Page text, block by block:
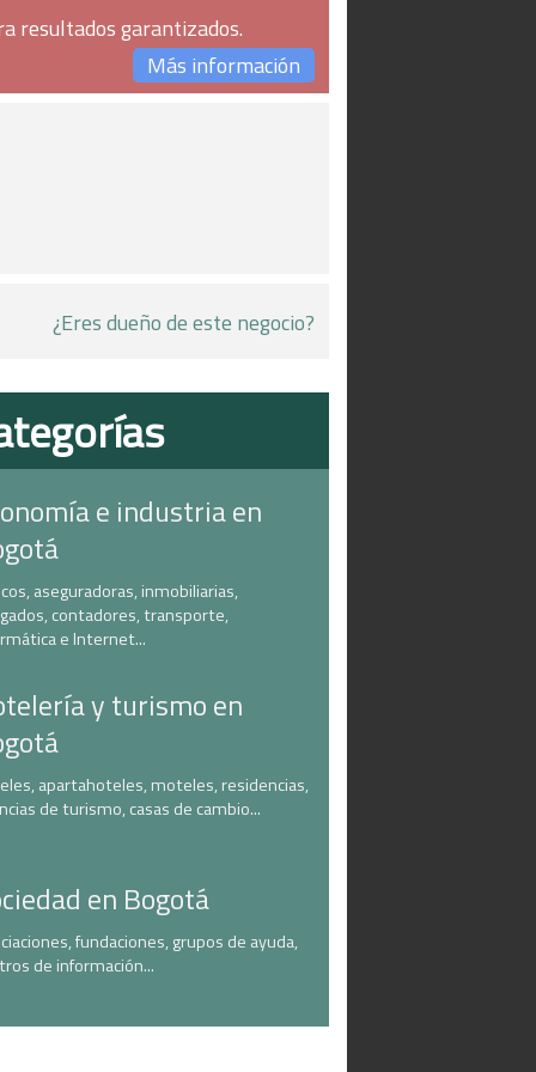
resultados garantizados.
Más información
¿Eres dueño de este negocio?
e industria en
aseguradoras, inmobiliarias,
contadores, transporte,
e Internet...
y turismo en
apartahoteles, moteles, residencias,
de turismo, casas de cambio...
en Bogotá
fundaciones, grupos de ayuda,
de información...